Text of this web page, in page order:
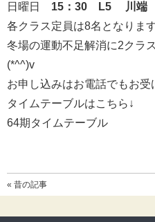
日曜日 15：30 L5 川端
各クラス定員は8名となります
冬場の運動不足解消に2クラ
(*^^)v
お申し込みはお電話でもお受
タイムテーブルはこちら↓
64期タイムテーブル
« 昔の記事